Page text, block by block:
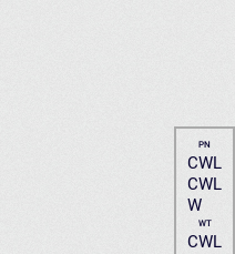
PN
CWL
CWL
W
WT
CWL